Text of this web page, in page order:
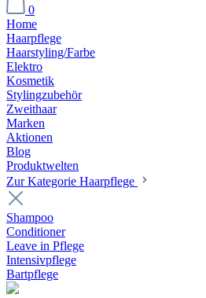
0
Home
Haarpflege
Haarstyling/Farbe
Elektro
Kosmetik
Stylingzubehör
Zweithaar
Marken
Aktionen
Blog
Produktwelten
Zur Kategorie Haarpflege
Shampoo
Conditioner
Leave in Pflege
Intensivpflege
Bartpflege